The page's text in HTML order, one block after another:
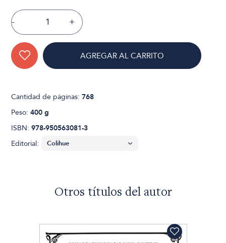
- +
AGREGAR AL CARRITO
Cantidad de páginas:768
Peso:400 g
ISBN:978-950563081-3
Editorial:
Otros títulos del autor